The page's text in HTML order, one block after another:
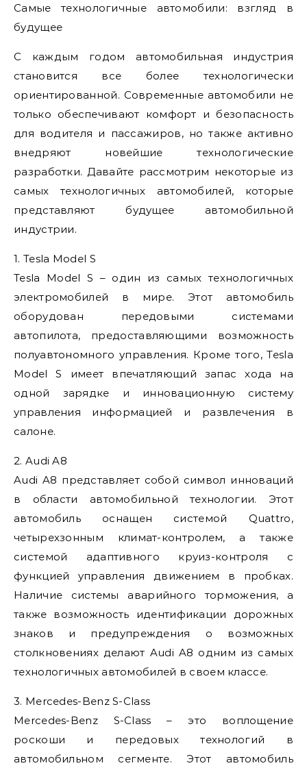
Самые технологичные автомобили: взгляд в
будущее
С каждым годом автомобильная индустрия
становится все более технологически
ориентированной. Современные автомобили не
только обеспечивают комфорт и безопасность
для водителя и пассажиров, но также активно
внедряют новейшие технологические
разработки. Давайте рассмотрим некоторые из
самых технологичных автомобилей, которые
представляют будущее автомобильной
индустрии.
1. Tesla Model S
Tesla Model S – один из самых технологичных
электромобилей в мире. Этот автомобиль
оборудован передовыми системами
автопилота, предоставляющими возможность
полуавтономного управления. Кроме того, Tesla
Model S имеет впечатляющий запас хода на
одной зарядке и инновационную систему
управления информацией и развлечения в
салоне.
2. Audi A8
Audi A8 представляет собой символ инноваций
в области автомобильной технологии. Этот
автомобиль оснащен системой Quattro,
четырехзонным климат-контролем, а также
системой адаптивного круиз-контроля с
функцией управления движением в пробках.
Наличие системы аварийного торможения, а
также возможность идентификации дорожных
знаков и предупреждения о возможных
столкновениях делают Audi A8 одним из самых
технологичных автомобилей в своем классе.
3. Mercedes-Benz S-Class
Mercedes-Benz S-Class – это воплощение
роскоши и передовых технологий в
автомобильном сегменте. Этот автомобиль